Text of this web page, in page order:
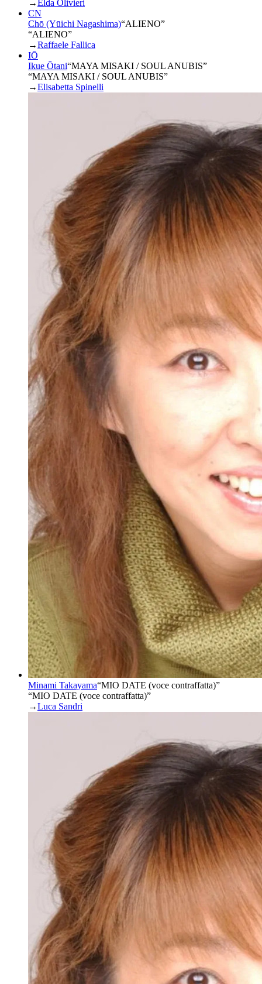
→ Elda Olivieri
CN
Chō (Yūichi Nagashima)“ALIENO”
“ALIENO”
→Raffaele Fallica
IŌ
Ikue Ōtani“MAYA MISAKI / SOUL ANUBIS”
“MAYA MISAKI / SOUL ANUBIS”
→Elisabetta Spinelli
Minami Takayama“MIO DATE (voce contraffatta)”
“MIO DATE (voce contraffatta)”
→Luca Sandri